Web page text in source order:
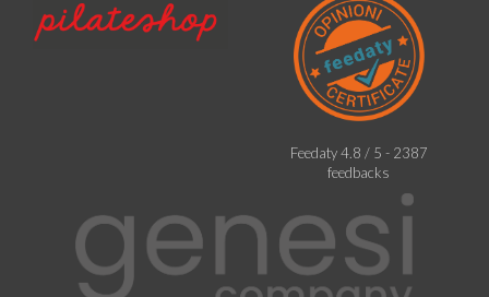
Feedaty4.8 / 5 - 2387
feedbacks